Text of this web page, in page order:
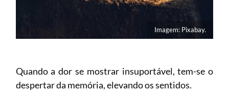
Imagem: Pixabay.
Quando a dor se mostrar insuportável, tem-se o
despertar da memória, elevando os sentidos.